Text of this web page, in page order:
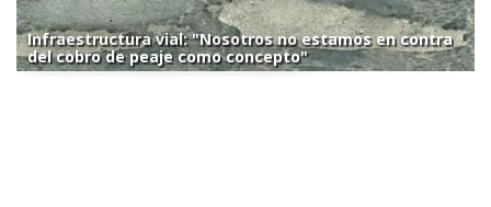
Infraestructura vial: "Nosotros no estamos en contra
del cobro de peaje como concepto"